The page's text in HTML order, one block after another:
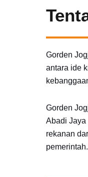
Gorden
antara ide
Gorden
Abadi Jaya
rekanan
pemerintah.